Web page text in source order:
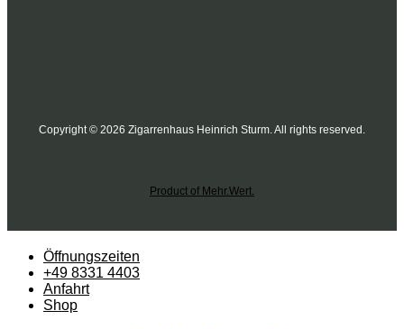
Copyright © 2026 Zigarrenhaus Heinrich Sturm. All rights reserved.
Product of Mehr.Wert.
Öffnungszeiten
+49 8331 4403
Anfahrt
Shop